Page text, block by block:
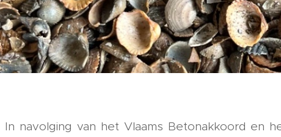
In navolging van het Vlaams Betonakkoord en